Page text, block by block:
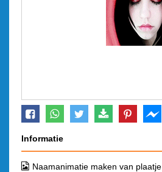
Informatie
Naamanimatie maken van plaatje